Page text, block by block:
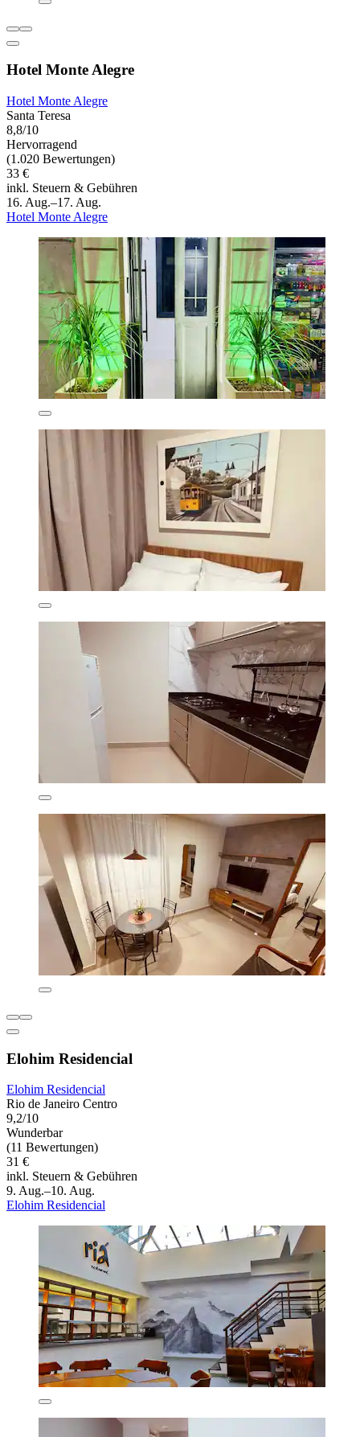
Hotel Monte Alegre
Hotel Monte Alegre
Santa Teresa
8,8/10
Hervorragend
(1.020 Bewertungen)
33 €
inkl. Steuern & Gebühren
16. Aug.–17. Aug.
Hotel Monte Alegre
Elohim Residencial
Elohim Residencial
Rio de Janeiro Centro
9,2/10
Wunderbar
(11 Bewertungen)
31 €
inkl. Steuern & Gebühren
9. Aug.–10. Aug.
Elohim Residencial